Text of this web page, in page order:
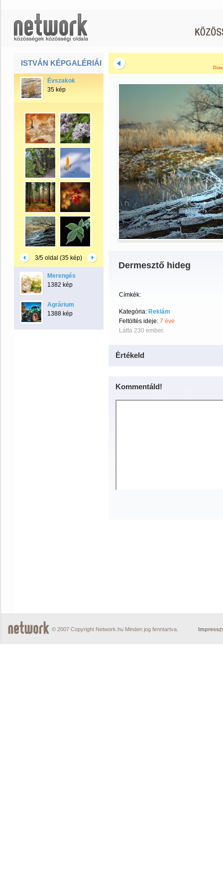
ISTVÁN KÉPGALÉRIÁI
Évszakok
35 kép
3/5 oldal (35 kép)
Merengés
1382 kép
Agrárium
1388 kép
Dermesztő hideg
Címkék:
Kategória: Reklám
Feltöltés ideje: 7 éve
Látta 230 ember.
Értékeld
Kommentáld!
© 2007 Copyright Network.hu Minden jog fenntartva.